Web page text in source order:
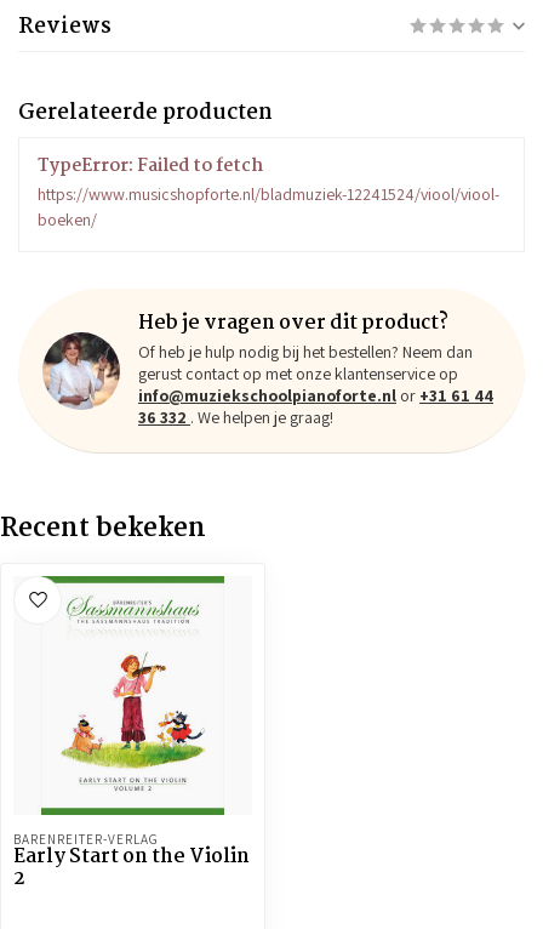
Reviews
Gerelateerde producten
TypeError: Failed to fetch
https://www.musicshopforte.nl/bladmuziek-12241524/viool/viool-
boeken/
Heb je vragen over dit product?
Of heb je hulp nodig bij het bestellen? Neem dan
gerust contact op met onze klantenservice op
info@muziekschoolpianoforte.nl or +31 61 44
36 332 . We helpen je graag!
Recent bekeken
BÄRENREITER-VERLAG
Early Start on the Violin
2